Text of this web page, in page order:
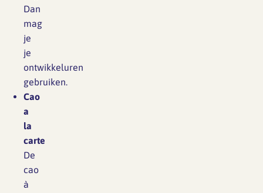
Dan
mag
je
je
ontwikkeluren
gebruiken.
Cao
a
la
carte
De
cao
à